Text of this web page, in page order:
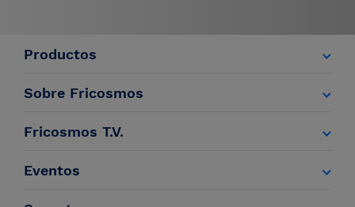
Productos
Sobre Fricosmos
Fricosmos T.V.
Eventos